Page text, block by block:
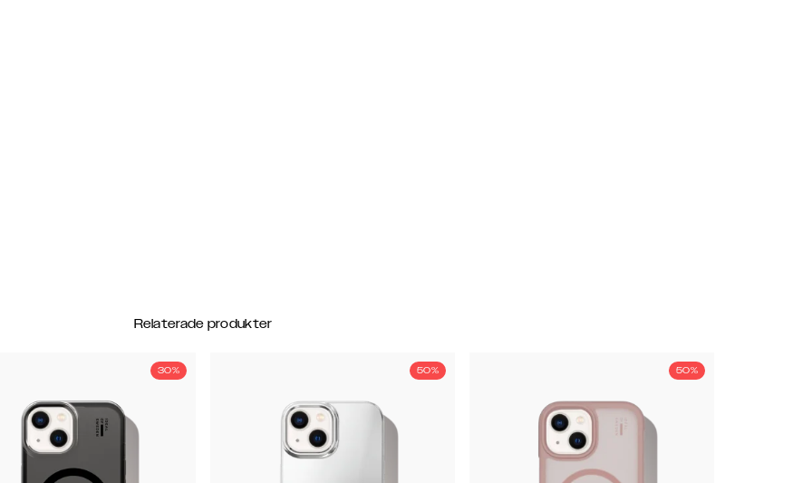
Relaterade produkter
30% 50% 50%